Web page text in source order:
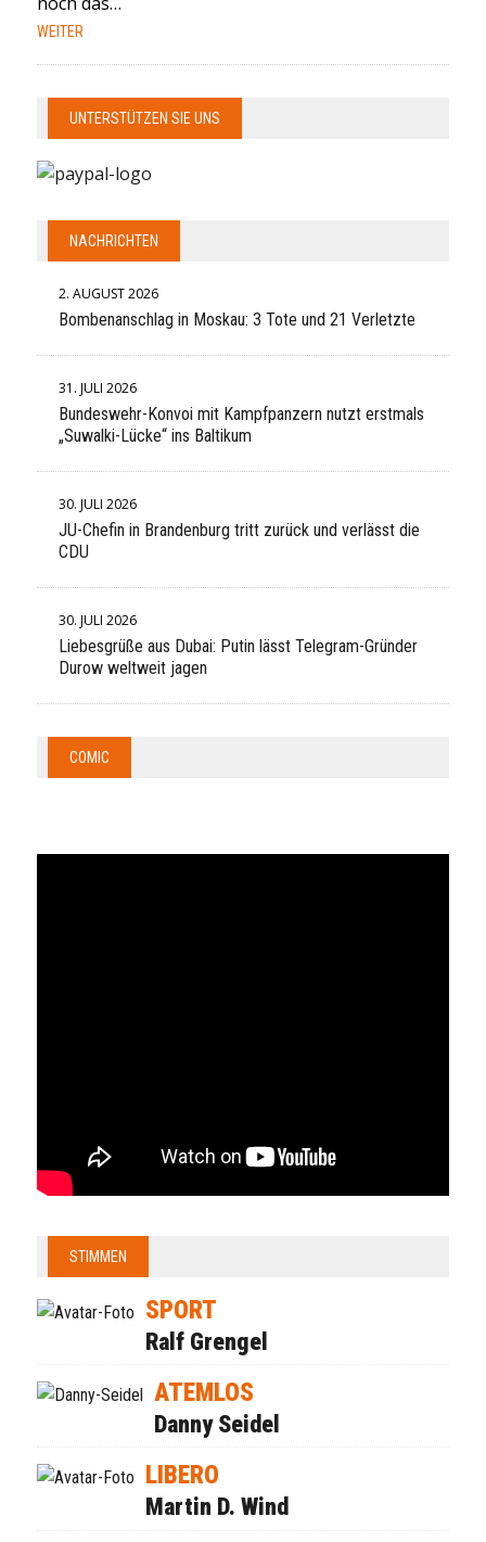
WEITER
UNTERSTÜTZEN SIE UNS
NACHRICHTEN
2. AUGUST 2026
Bombenanschlag in Moskau: 3 Tote und 21 Verletzte
31. JULI 2026
Bundeswehr-Konvoi mit Kampfpanzern nutzt erstmals
„Suwalki-Lücke“ ins Baltikum
30. JULI 2026
JU-Chefin in Brandenburg tritt zurück und verlässt die
CDU
30. JULI 2026
Liebesgrüße aus Dubai: Putin lässt Telegram-Gründer
Durow weltweit jagen
COMIC
STIMMEN
SPORT
Ralf Grengel
ATEMLOS
Danny Seidel
LIBERO
Martin D. Wind